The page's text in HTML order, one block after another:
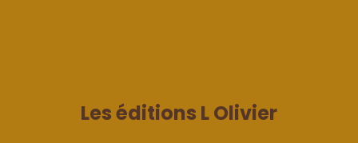
Les éditions L Olivier